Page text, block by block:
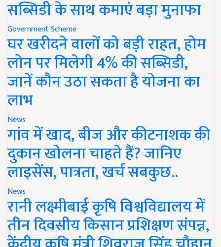
सब्सिडी के साथ कमाएं बड़ा मुनाफा
Government Scheme
घर खरीदने वालों को बड़ी राहत, होम
लोन पर मिलेगी 4% की सब्सिडी,
जानें कौन उठा सकता है योजना का
लाभ
News
गांव में खाद, बीज और कीटनाशक की
दुकान खोलना चाहते हैं? जानिए
लाइसेंस, पात्रता, खर्च सबकुछ..
News
रानी लक्ष्मीबाई कृषि विश्वविद्यालय में
तीन दिवसीय किसान प्रशिक्षण संपन्न,